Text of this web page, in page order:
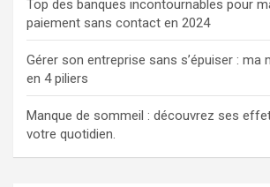
Top des banques incontournables pour
paiement sans contact en 2024
Gérer son entreprise sans s’épuiser : ma
en 4 piliers
Manque de sommeil : découvrez ses
votre quotidien.